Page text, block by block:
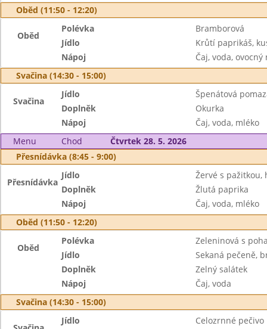
Oběd (11:50 - 12:20)
Oběd
Polévka
Bramborová
Jídlo
Krůtí paprikáš,
Nápoj
Čaj, voda, ovocný
Svačina (14:30 - 15:00)
Svačina
Jídlo
Špenátová
Doplněk
Okurka
Nápoj
Čaj, voda, mléko
Menu
Chod
Čtvrtek 28. 5. 2026
Přesnídávka (8:45 - 9:00)
Přesnídávka
Jídlo
Žervé s pažitkou,
Doplněk
Žlutá paprika
Nápoj
Čaj, voda, mléko
Oběd (11:50 - 12:20)
Oběd
Polévka
Zeleninová s
Jídlo
Sekaná pečeně,
Doplněk
Zelný salátek
Nápoj
Čaj, voda
Svačina (14:30 - 15:00)
Jídlo Celozrnné pečivo